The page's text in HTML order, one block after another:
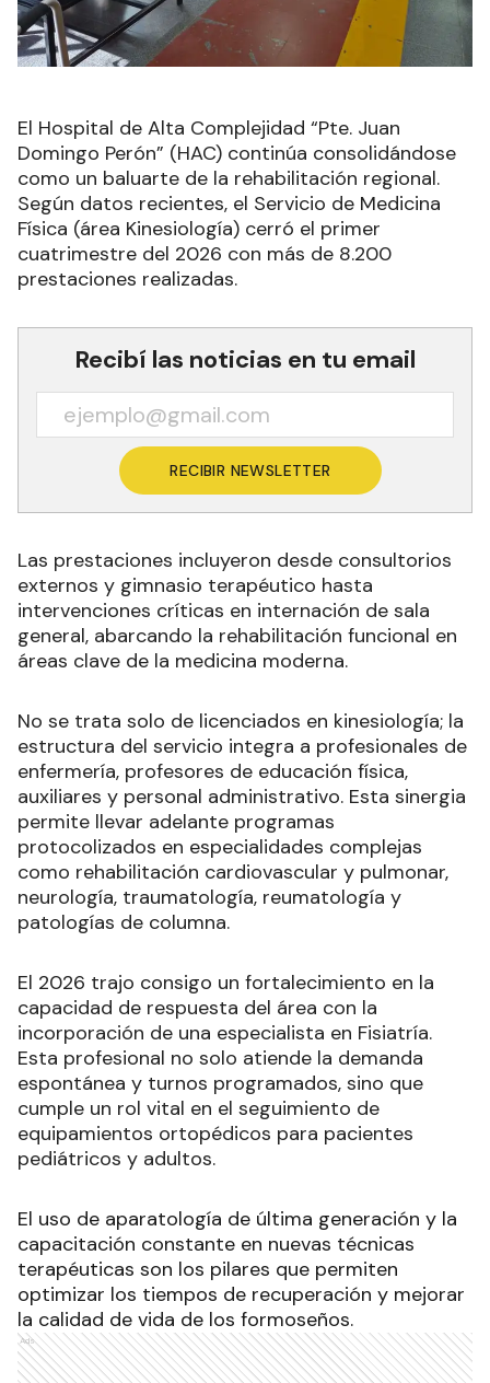
El Hospital de Alta Complejidad “Pte. Juan
Domingo Perón” (HAC) continúa consolidándose
como un baluarte de la rehabilitación regional.
Según datos recientes, el Servicio de Medicina
Física (área Kinesiología) cerró el primer
cuatrimestre del 2026 con más de 8.200
prestaciones realizadas.
Recibí las noticias en tu email
RECIBIR NEWSLETTER
Las prestaciones incluyeron desde consultorios
externos y gimnasio terapéutico hasta
intervenciones críticas en internación de sala
general, abarcando la rehabilitación funcional en
áreas clave de la medicina moderna.
No se trata solo de licenciados en kinesiología; la
estructura del servicio integra a profesionales de
enfermería, profesores de educación física,
auxiliares y personal administrativo. Esta sinergia
permite llevar adelante programas
protocolizados en especialidades complejas
como rehabilitación cardiovascular y pulmonar,
neurología, traumatología, reumatología y
patologías de columna.
El 2026 trajo consigo un fortalecimiento en la
capacidad de respuesta del área con la
incorporación de una especialista en Fisiatría.
Esta profesional no solo atiende la demanda
espontánea y turnos programados, sino que
cumple un rol vital en el seguimiento de
equipamientos ortopédicos para pacientes
pediátricos y adultos.
El uso de aparatología de última generación y la
capacitación constante en nuevas técnicas
terapéuticas son los pilares que permiten
optimizar los tiempos de recuperación y mejorar
la calidad de vida de los formoseños.
Ads